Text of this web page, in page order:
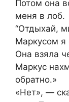
Потом она
меня в лоб.
“Отдыхай,
Маркусом я
Она взяла
Маркус
обратно.»
«Нет», —